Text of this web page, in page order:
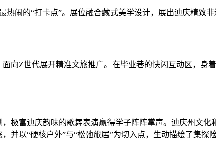
的“打卡点”。展位融合藏式美学设计，展出迪庆精致非
Z世代展开精准文旅推广。在毕业巷的快闪互动区，身
富迪庆韵味的歌舞表演赢得学子阵阵掌声。迪庆州文化
并以“硬核户外”与“松弛旅居”为切入点，生动描绘了集探